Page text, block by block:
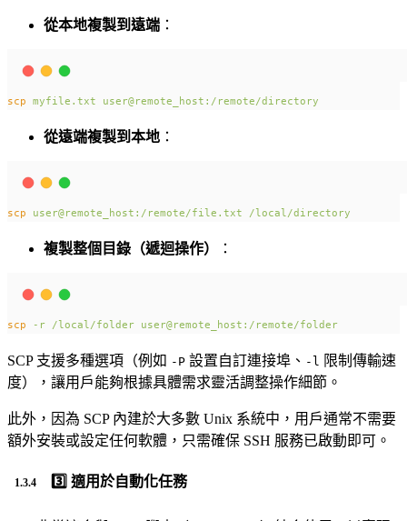
從本地複製到遠端 ：
scp myfile.txt user@remote_host:/remote/directory
從遠端複製到本地 ：
scp user@remote_host:/remote/file.txt /local/directory
複製整個目錄（遞迴操作） ：
scp -r /local/folder user@remote_host:/remote/folder
SCP 支援多種選項（例如 -P 設置自訂連接埠、 -l
限制傳輸速
度），讓用戶能夠根據具體需求靈活調整操作細節。
此外，因為 SCP 內建於大多數 Unix 系統中，用戶通常不需要
額外安裝或設定任何軟體，只需確保 SSH 服務已啟動即可。
3️⃣ 適用於自動化任務